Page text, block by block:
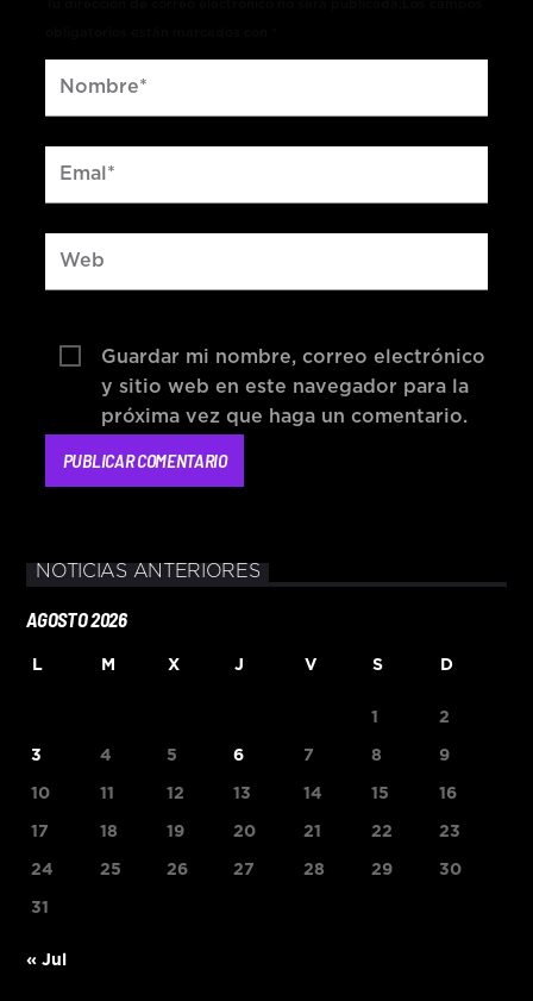
Guardar mi nombre, correo electrónico
y sitio web en este navegador para la
próxima vez que haga un comentario.
NOTICIAS ANTERIORES
AGOSTO 2026
L M X J V S D
1 2
3 4 5 6 7 8 9
10 11 12 13 14 15 16
17 18 19 20 21 22 23
24 25 26 27 28 29 30
31
« Jul